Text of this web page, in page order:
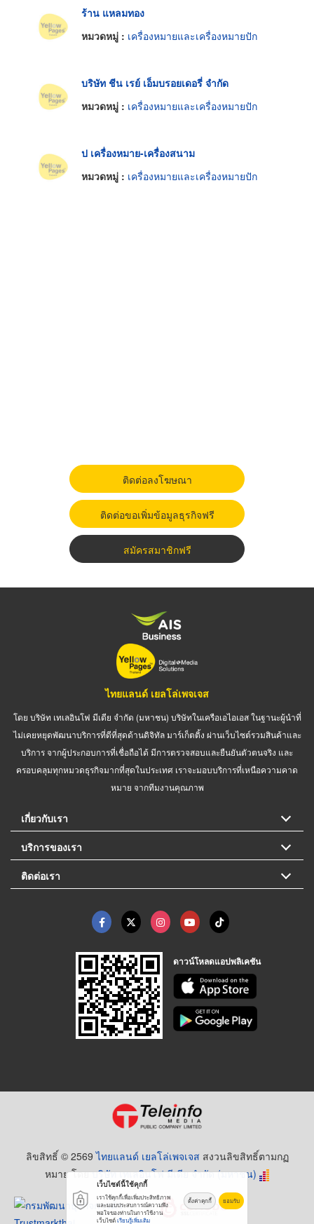
ร้าน แหลมทอง
หมวดหมู่ : เครื่องหมายและเครื่องหมายปัก
บริษัท ชีน เรย์ เอ็มบรอยเดอรี่ จำกัด
หมวดหมู่ : เครื่องหมายและเครื่องหมายปัก
ป เครื่องหมาย-เครื่องสนาม
หมวดหมู่ : เครื่องหมายและเครื่องหมายปัก
ติดต่อลงโฆษณา
ติดต่อขอเพิ่มข้อมูลธุรกิจฟรี
สมัครสมาชิกฟรี
ไทยแลนด์ เยลโล่เพจเจส
โดย บริษัท เทเลอินโฟ มีเดีย จำกัด (มหาชน) บริษัทในเครือเอไอเอส ในฐานะผู้นำที่
ไม่เคยหยุดพัฒนาบริการที่ดีที่สุดด้านดิจิทัล มาร์เก็ตติ้ง ผ่านเว็บไซต์รวมสินค้าและ
บริการ จากผู้ประกอบการที่เชื่อถือได้ มีการตรวจสอบและยืนยันตัวตนจริง และ
ครอบคลุมทุกหมวดธุรกิจมากที่สุดในประเทศ เราจะมอบบริการที่เหนือความคาด
หมาย จากทีมงานคุณภาพ
เกี่ยวกับเรา
บริการของเรา
ติดต่อเรา
ดาวน์โหลดแอปพลิเคชัน
ลิขสิทธิ์ © 2569ไทยแลนด์ เยลโล่เพจเจส สงวนลิขสิทธิ์ตามกฏ
หมาย โดยบริษัท เทเลอินโฟ มีเดีย จำกัด (มหาชน)
เว็บไซต์นี้ใช้คุกกี้
เราใช้คุกกี้เพื่อเพิ่มประสิทธิภาพ
และมอบประสบการณ์ความพึง
พอใจของท่านในการใช้งาน
เว็บไซต์เรียนรู้เพิ่มเติม
ตั้งค่าคุกกี้ ยอมรับ